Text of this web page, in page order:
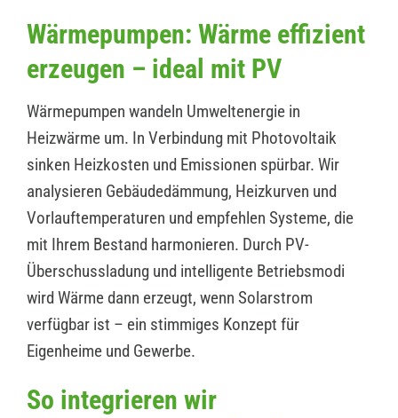
Wärmepumpen: Wärme effizient
erzeugen – ideal mit PV
Wärmepumpen wandeln Umweltenergie in
Heizwärme um. In Verbindung mit Photovoltaik
sinken Heizkosten und Emissionen spürbar. Wir
analysieren Gebäudedämmung, Heizkurven und
Vorlauftemperaturen und empfehlen Systeme, die
mit Ihrem Bestand harmonieren. Durch PV-
Überschussladung und intelligente Betriebsmodi
wird Wärme dann erzeugt, wenn Solarstrom
verfügbar ist – ein stimmiges Konzept für
Eigenheime und Gewerbe.
So integrieren wir